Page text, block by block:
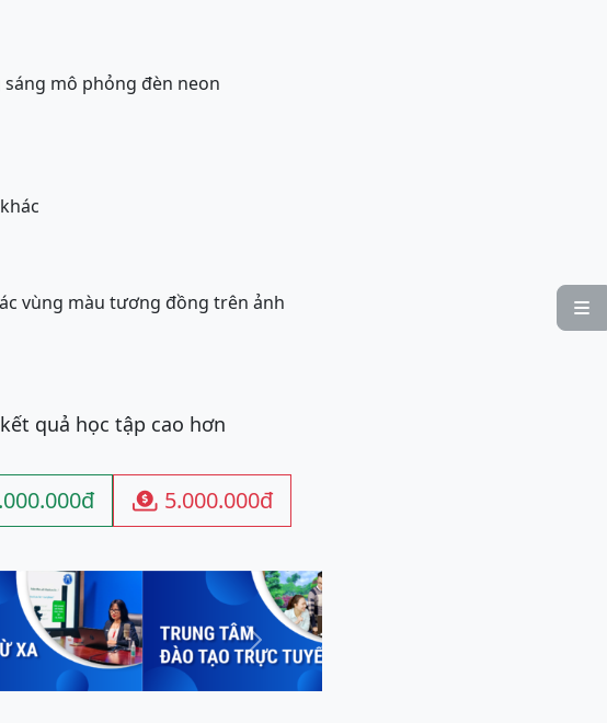

sáng mô phỏng đèn neon
vùng màu tương đồng trên ảnh
quả học tập cao hơn
 5.000.000đ
Next